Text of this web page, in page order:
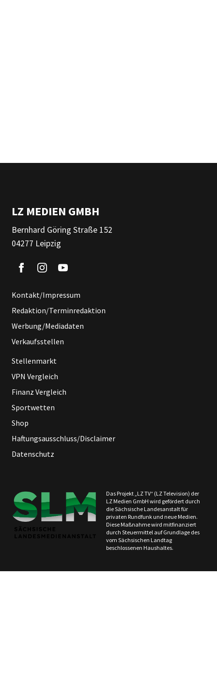
LZ MEDIEN GMBH
Bernhard Göring Straße 152
04277 Leipzig
Kontakt/Impressum
Redaktion/Terminredaktion
Werbung/Mediadaten
Verkaufsstellen
Stellenmarkt
VPN Vergleich
Finanz Vergleich
Sportwetten
Shop
Haftungsausschluss/Disclaimer
Datenschutz
Das Projekt „LZ TV“ (LZ Television) der
LZ Medien GmbH wird gefördert durch
die Sächsische Landesanstalt für
privaten Rundfunk und neue Medien.
Diese Maßnahme wird mitfinanziert
durch Steuermittel auf Grundlage des
vom Sächsischen Landtag
beschlossenen Haushaltes.